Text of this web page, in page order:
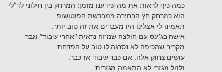
כמה כיף לראות את מה שידענו מזמן: המרחק בין חילוני לד”לי
הוא כמרחק חץ הבחירה ממברשת הפוטושופ.
תאמינו לי אצלינו היו מעבדים את זה טוב יותר.
אישה בג’ינס עם חולצה שמ’זה נראית “אחרי עיבוד” וגבר
מקריח שהכיפה לא נסרגה לו טוב על הפדחת
עושים צחוק אלה. אם כבר עיבוד אז כבר.
זלזול מגזרי לא התאמה מגזרית